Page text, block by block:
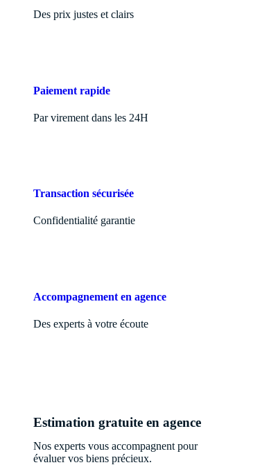
Des prix justes et clairs
Paiement rapide
Par virement dans les 24H
Transaction sécurisée
Confidentialité garantie
Accompagnement en agence
Des experts à votre écoute
Estimation gratuite en agence
Nos experts vous accompagnent pour
évaluer vos biens précieux.